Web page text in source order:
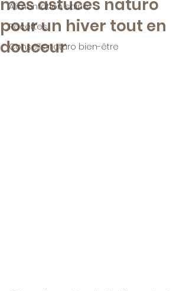
Alimentation saine
Recettes
Conseils naturo bien-être
mes astuces naturo
pour un hiver tout en
douceur